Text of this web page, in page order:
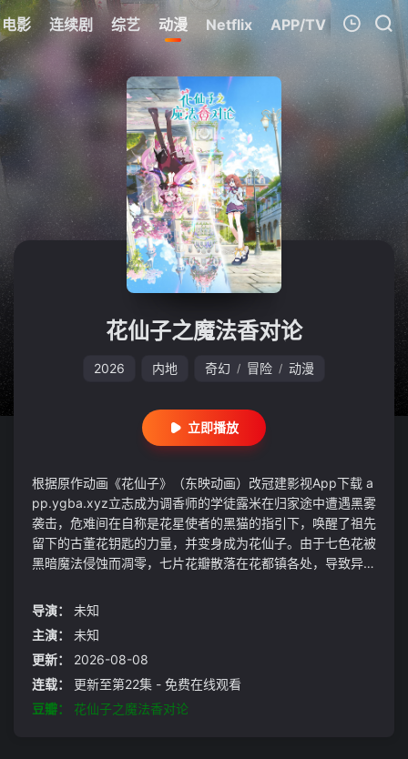
电影 连续剧 综艺 动漫 Netflix APP/TV
我的观影记录
暂无观看影片的记录
花仙子之魔法香对论
2026 内地 奇幻 / 冒险 / 动漫
立即播放
根据原作动画《花仙子》（东映动画）改冠建影视App下载 a
pp.ygba.xyz立志成为调香师的学徒露米在归家途中遭遇黑雾
袭击，危难间在自称是花星使者的黑猫的指引下，唤醒了祖先
留下的古董花钥匙的力量，并变身成为花仙子。由于七色花被
黑暗魔法侵蚀而凋零，七片花瓣散落在花都镇各处，导致异象
仙血统的后人，肩负起净化并收集七片花瓣的使命，运用花香
在这场冒险中，露米却遭到来自另一名神秘花仙子的攻击，而
自己身边的这只黑猫竟也有着意想不到的身份……
导演：
未知
主演：
未知
更新：
2026-08-08
连载：
更新至第22集 - 免费在线观看
豆瓣：
花仙子之魔法香对论